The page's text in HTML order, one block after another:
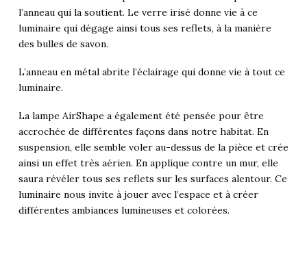
l’anneau qui la soutient. Le verre irisé donne vie à ce
luminaire qui dégage ainsi tous ses reflets, à la manière
des bulles de savon.
L’anneau en métal abrite l’éclairage qui donne vie à tout ce
luminaire.
La lampe AirShape a également été pensée pour être
accrochée de différentes façons dans notre habitat. En
suspension, elle semble voler au-dessus de la pièce et crée
ainsi un effet très aérien. En applique contre un mur, elle
saura révéler tous ses reflets sur les surfaces alentour. Ce
luminaire nous invite à jouer avec l’espace et à créer
différentes ambiances lumineuses et colorées.